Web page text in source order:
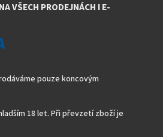
VŠECH PRODEJNÁCH I E-
pouze koncovým
18 let. Při převzetí zboží je